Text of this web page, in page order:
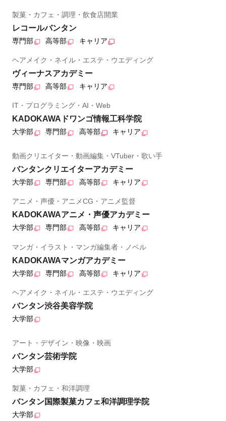
製菓・カフェ・調理・飲食店開業
レコールバンタン
専門部 高等部 キャリア
ヘアメイク・ネイル・エステ・ウエディング
ヴィーナスアカデミー
専門部 高等部 キャリア
IT・プログラミング・AI・Web
KADOKAWAドワンゴ情報工科学院
大学部 専門部 高等部 キャリア
動画クリエイター・動画編集・VTuber・歌い手
バンタンクリエイターアカデミー
大学部 専門部 高等部 キャリア
アニメ・声優・アニメCG・アニメ監督
KADOKAWAアニメ・声優アカデミー
大学部 専門部 高等部 キャリア
マンガ・イラスト・マンガ編集者・ノベル
KADOKAWAマンガアカデミー
大学部 専門部 高等部 キャリア
ヘアメイク・ネイル・エステ・ウエディング
バンタン渋谷美容学院
大学部
アート・デザイン・映像・映画
バンタン芸術学院
大学部
製菓・カフェ・和洋調理
バンタン国際製菓カフェ和洋調理学院
大学部